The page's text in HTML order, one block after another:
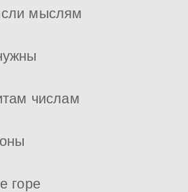
мыслям
числам
горе